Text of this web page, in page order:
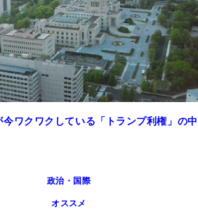
ワクワクしている「トランプ利権」の中
政治・国際
オススメ